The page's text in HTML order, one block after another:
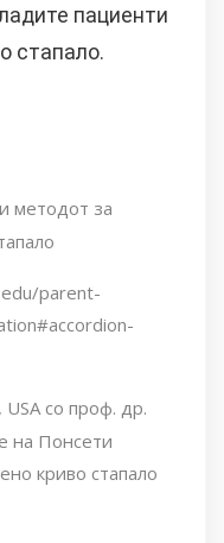
пациенти
стапало.
методот за
parent-
со проф. др.
на Понсети
криво стапало